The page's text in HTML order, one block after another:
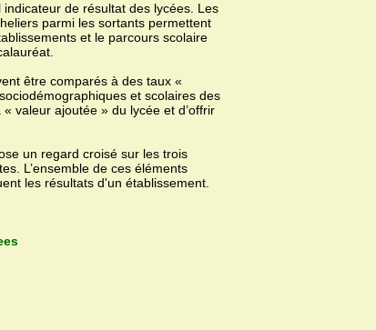
de résultat des lycées. Les
parmi les sortants permettent
et le parcours scolaire
être comparés à des taux «
et scolaires des
valeur ajoutée » du lycée et d’offrir
un regard croisé sur les trois
L’ensemble de ces éléments
les résultats d'un établissement.